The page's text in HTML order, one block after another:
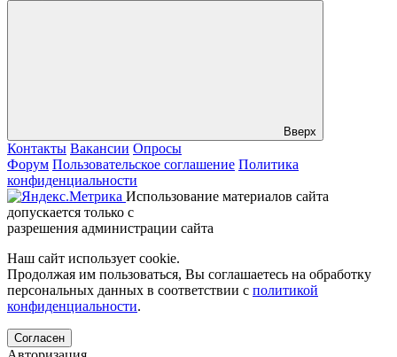
Вверх
Контакты Вакансии Опросы
Форум Пользовательское соглашение Политика
конфиденциальности
Использование материалов сайта
допускается только с
разрешения администрации сайта
Наш сайт использует cookie.
Продолжая им пользоваться, Вы соглашаетесь на обработку
персональных данных в соответствии с политикой
конфиденциальности.
Согласен